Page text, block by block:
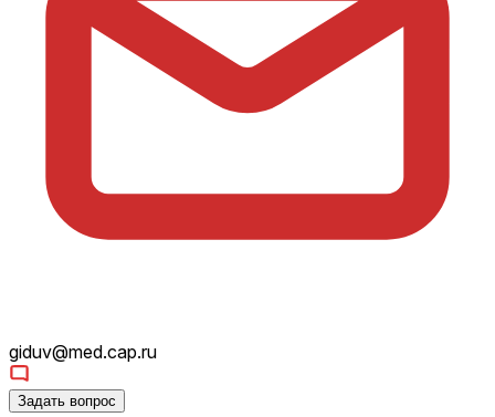
giduv@med.cap.ru
Задать вопрос